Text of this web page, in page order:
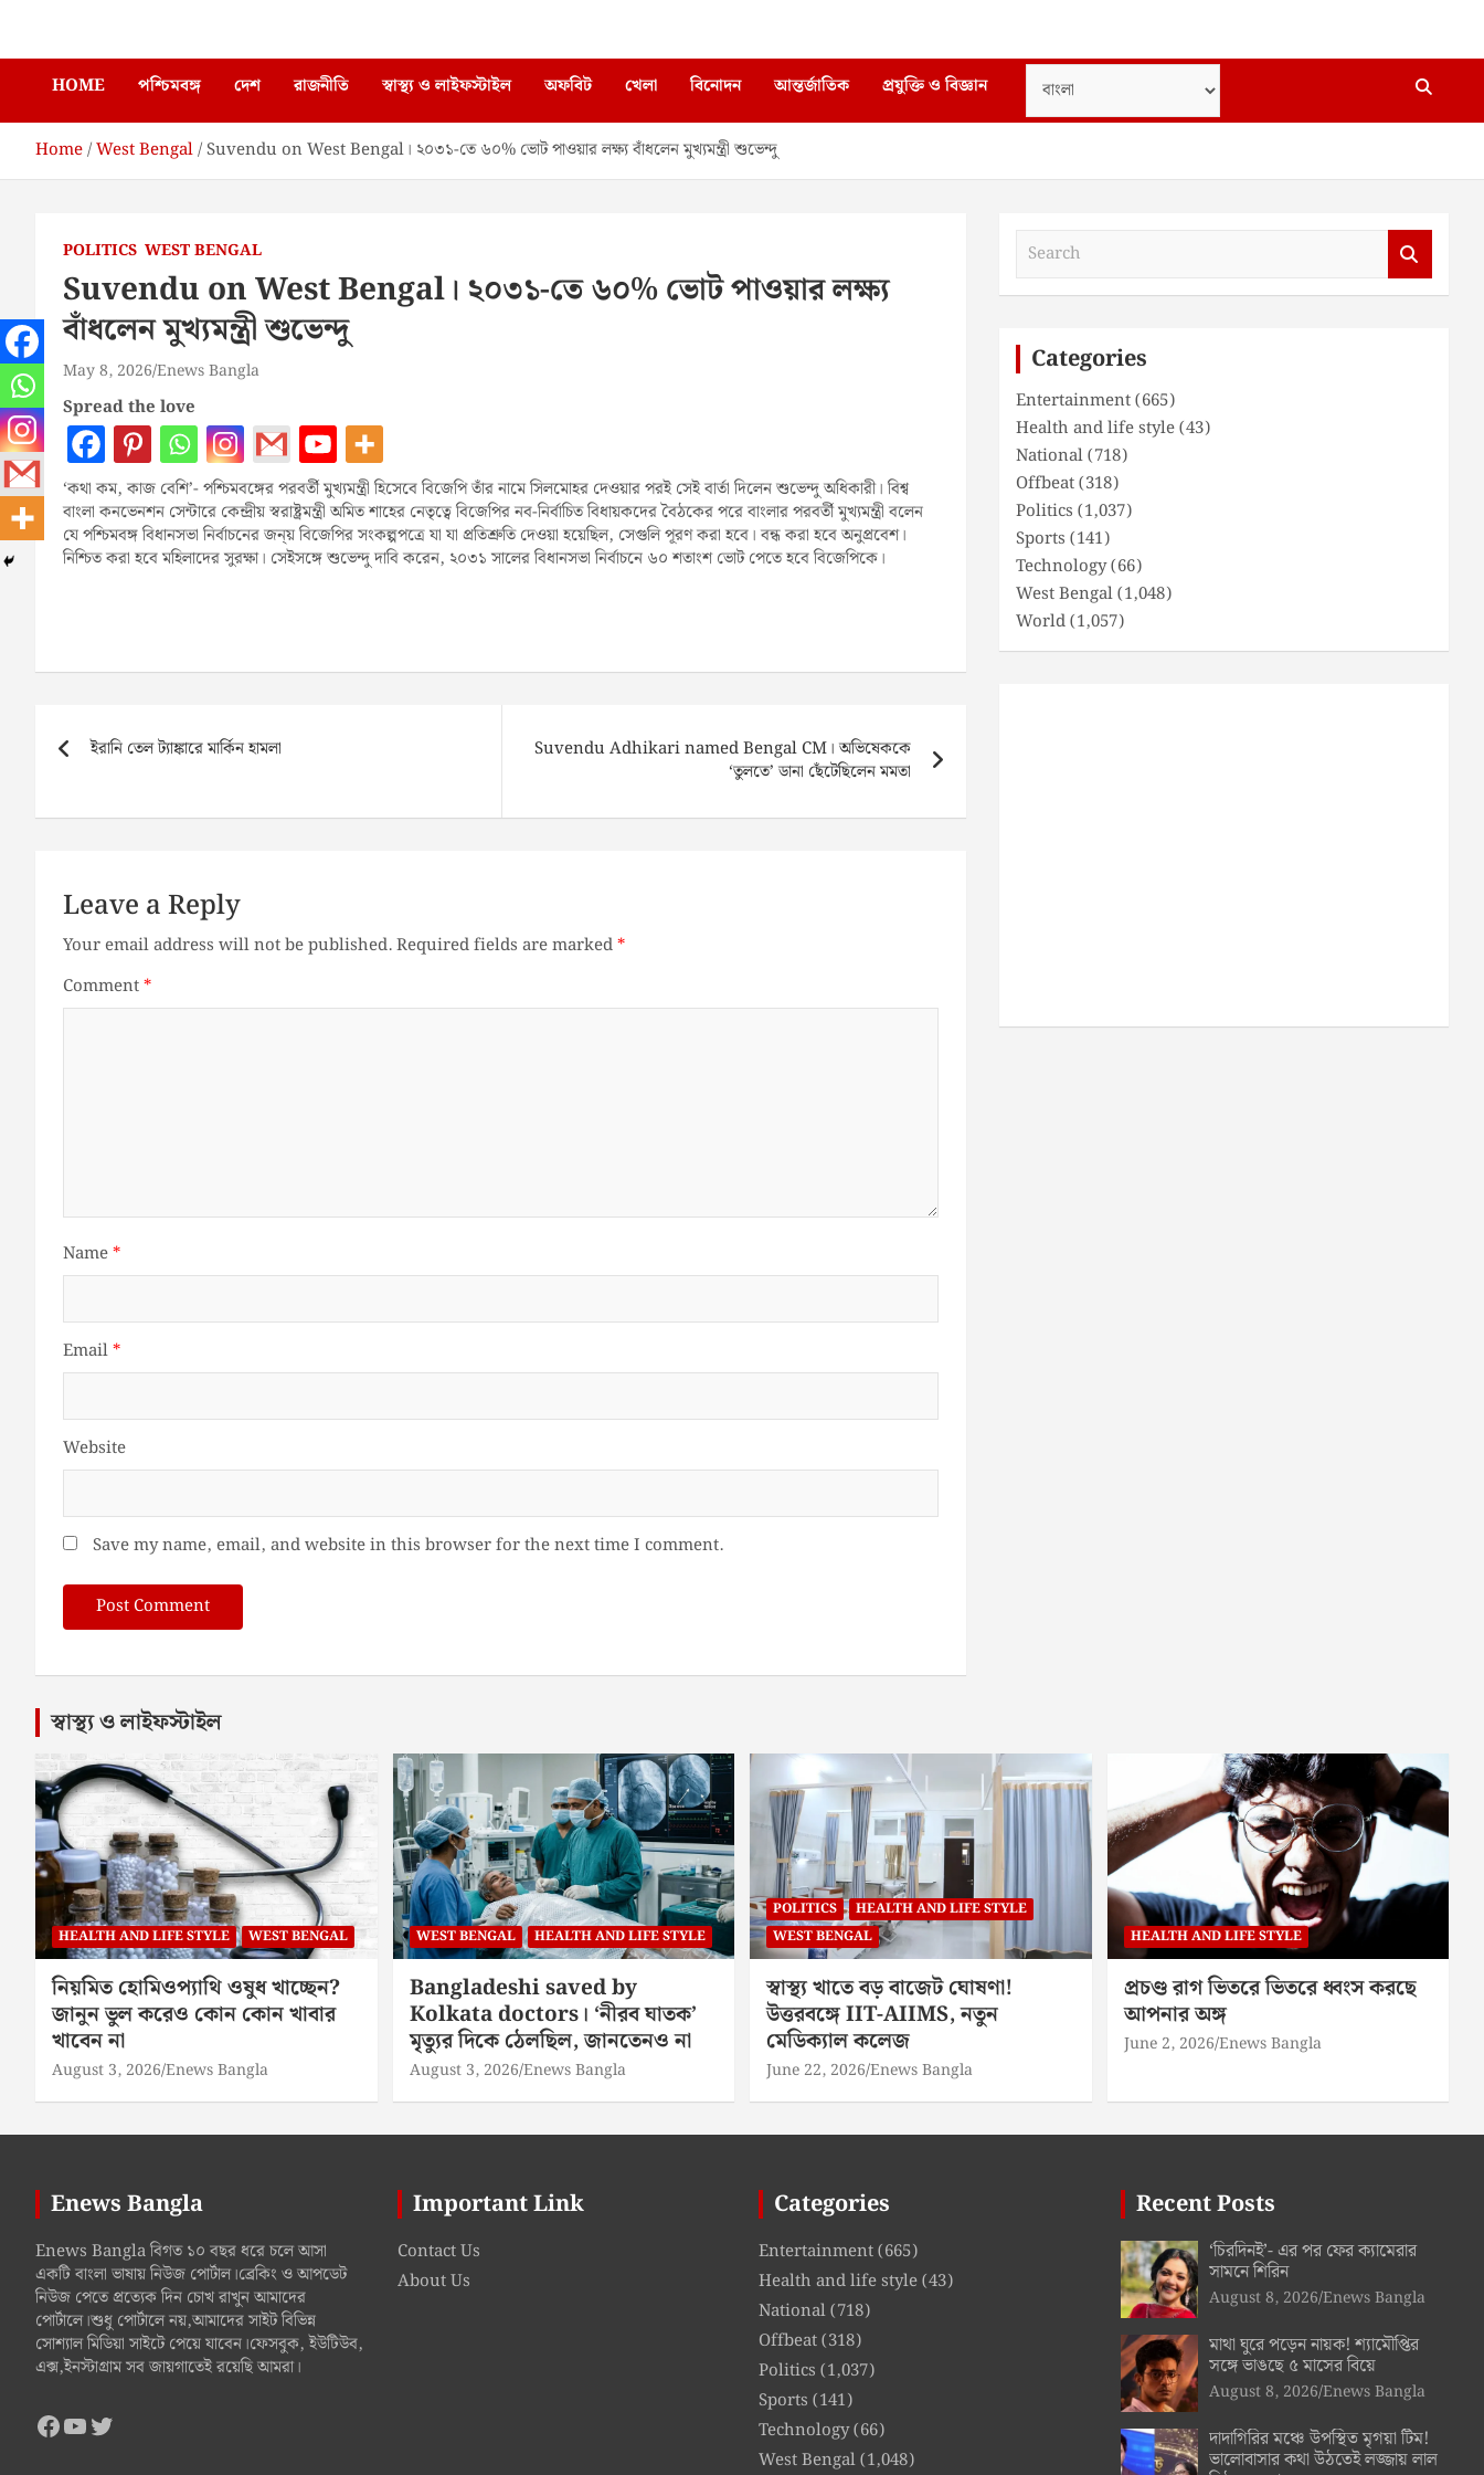
content
Enews Bangla
HOME পশ্চিমবঙ্গ দেশ রাজনীতি স্বাস্থ্য ও লাইফস্টাইল অফবিট খেলা বিনোদন আন্তর্জাতিক প্রযুক্তি ও বিজ্ঞান
Home West Bengal Suvendu on West Bengal। ২০৩১-তে ৬০% ভোট পাওয়ার লক্ষ্য বাঁধলেন মুখ্যমন্ত্রী শুভেন্দু
POLITICS WEST BENGAL
Suvendu on West Bengal। ২০৩১-তে ৬০% ভোট পাওয়ার লক্ষ্য
বাঁধলেন মুখ্যমন্ত্রী শুভেন্দু
May 8, 2026 Enews Bangla
Spread the love
‘কথা কম, কাজ বেশি’- পশ্চিমবঙ্গের পরবর্তী মুখ্যমন্ত্রী হিসেবে বিজেপি তাঁর নামে সিলমোহর দেওয়ার পরই সেই বার্তা দিলেন শুভেন্দু অধিকারী। বিশ্ব
বাংলা কনভেনশন সেন্টারে কেন্দ্রীয় স্বরাষ্ট্রমন্ত্রী অমিত শাহের নেতৃত্বে বিজেপির নব-নির্বাচিত বিধায়কদের বৈঠকের পরে বাংলার পরবর্তী মুখ্যমন্ত্রী বলেন
যে পশ্চিমবঙ্গ বিধানসভা নির্বাচনের জন্য় বিজেপির সংকল্পপত্রে যা যা প্রতিশ্রুতি দেওয়া হয়েছিল, সেগুলি পূরণ করা হবে। বন্ধ করা হবে অনুপ্রবেশ।
নিশ্চিত করা হবে মহিলাদের সুরক্ষা। সেইসঙ্গে শুভেন্দু দাবি করেন, ২০৩১ সালের বিধানসভা নির্বাচনে ৬০ শতাংশ ভোট পেতে হবে বিজেপিকে।
navigation
ইরানি তেল ট্যাঙ্কারে মার্কিন হামলা
Suvendu Adhikari named Bengal CM। অভিষেককে
‘তুলতে’ ডানা ছেঁটেছিলেন মমতা
Leave a Reply
Your email address will not be published.Required fields are marked*
Comment*
Name*
Email*
Website
Save my name, email, and website in this browser for the next time I comment.
Categories
Entertainment(665)
Health and life style(43)
National(718)
Offbeat(318)
Politics (1,037)
Sports (141)
Technology(66)
West Bengal(1,048)
World(1,057)
স্বাস্থ্য ও লাইফস্টাইল
HEALTH AND LIFE STYLE WEST BENGAL
নিয়মিত হোমিওপ্যাথি ওষুধ খাচ্ছেন?
জানুন ভুল করেও কোন কোন খাবার
খাবেন না
August 3, 2026 Enews Bangla
WEST BENGAL HEALTH AND LIFE STYLE
Bangladeshi saved by
Kolkata doctors। ‘নীরব ঘাতক’
মৃত্যুর দিকে ঠেলছিল, জানতেনও না
August 3, 2026 Enews Bangla
POLITICS
HEALTH AND LIFE STYLE
WEST BENGAL
স্বাস্থ্য খাতে বড় বাজেট ঘোষণা!
উত্তরবঙ্গে IIT-AIIMS, নতুন
মেডিক্যাল কলেজ
June 22, 2026 Enews Bangla
HEALTH AND LIFE STYLE
প্রচণ্ড রাগ ভিতরে ভিতরে ধ্বংস করছে
আপনার অঙ্গ
June 2, 2026 Enews Bangla
Enews Bangla
Enews Bangla বিগত ১০ বছর ধরে চলে আসা
একটি বাংলা ভাষায় নিউজ পোর্টাল।ব্রেকিং ও আপডেট
নিউজ পেতে প্রত্যেক দিন চোখ রাখুন আমাদের
পোর্টালে।শুধু পোর্টালে নয়,আমাদের সাইট বিভিন্ন
সোশ্যাল মিডিয়া সাইটে পেয়ে যাবেন।ফেসবুক, ইউটিউব,
এক্স,ইনস্টাগ্রাম সব জায়গাতেই রয়েছি আমরা।
Facebook
YouTube
Twitter
Important Link
Contact Us
About Us
Categories
Entertainment(665)
Health and life style(43)
National(718)
Offbeat(318)
Politics (1,037)
Sports (141)
Technology(66)
West Bengal(1,048)
Recent Posts
‘চিরদিনই’- এর পর ফের ক্যামেরার
সামনে শিরিন
August 8, 2026 Enews Bangla
মাথা ঘুরে পড়েন নায়ক! শ্যামৌপ্তির
সঙ্গে ভাঙছে ৫ মাসের বিয়ে
August 8, 2026 Enews Bangla
দাদাগিরির মঞ্চে উপস্থিত মৃগয়া টিম!
ভালোবাসার কথা উঠতেই লজ্জায় লাল